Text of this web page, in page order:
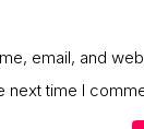
email, and
next time I